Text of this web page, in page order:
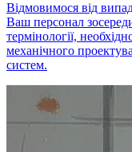
Відмовимося від
Ваш персонал
термінології,
механічного
систем.